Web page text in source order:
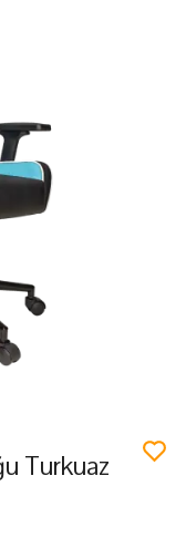
Turkuaz